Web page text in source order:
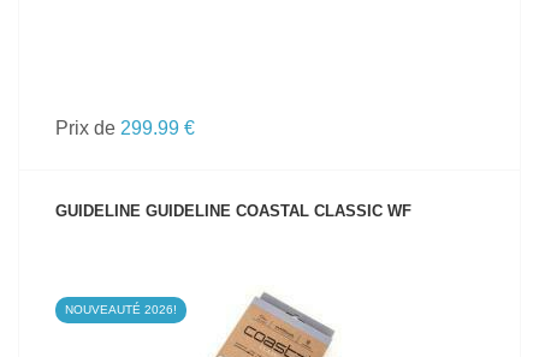
Prix de 299.99 €
GUIDELINE GUIDELINE COASTAL CLASSIC WF
NOUVEAUTÉ 2026!
VOIR LE PRODUIT